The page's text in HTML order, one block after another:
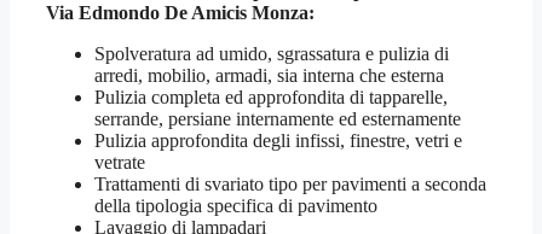
Via Edmondo De Amicis Monza:
Spolveratura ad umido, sgrassatura e pulizia di
arredi, mobilio, armadi, sia interna che esterna
Pulizia completa ed approfondita di tapparelle,
serrande, persiane internamente ed esternamente
Pulizia approfondita degli infissi, finestre, vetri e
vetrate
Trattamenti di svariato tipo per pavimenti a seconda
della tipologia specifica di pavimento
Lavaggio di lampadari